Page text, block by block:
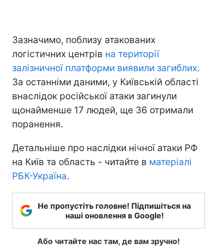
Зазначимо, поблизу атакованих
логістичних центрів на території
залізничної платформи виявили загиблих.
За останніми даними, у Київській області
внаслідок російської атаки загинули
щонайменше 17 людей, ще 36 отримали
поранення.
Детальніше про наслідки нічної атаки РФ
на Київ та область - читайте в матеріалі
РБК-Україна.
Не пропустіть головне! Підпишіться на
наші оновлення в Google!
Або читайте нас там, де вам зручно!